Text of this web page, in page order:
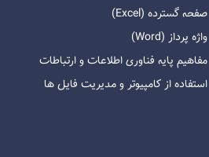
صفحه گسترده (Excel)
واژه پرداز (Word)
مفاهیم پایه فناوری اطلاعات و ارتباطات
استفاده از کامپیوتر و مدیریت فایل ها